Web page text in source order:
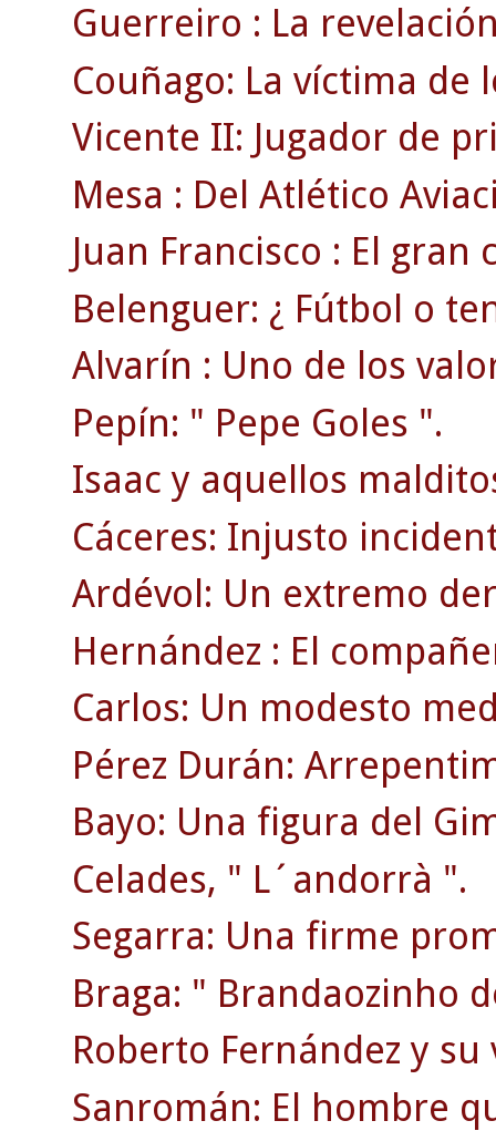
Guerreiro : La
Couñago: La víctima de
Vicente II: Jugador de
Mesa : Del Atlético
Juan Francisco : El
Belenguer: ¿ Fútbol o
Alvarín : Uno de los
Pepín: " Pepe Goles ".
Isaac y aquellos
Cáceres: Injusto
Ardévol: Un extremo
Hernández : El
Carlos: Un modesto
Pérez Durán:
Bayo: Una figura del
Celades, " L´andorrà ".
Segarra: Una firme
Braga: " Brandaozinho
Roberto Fernández y
Sanromán: El hombre